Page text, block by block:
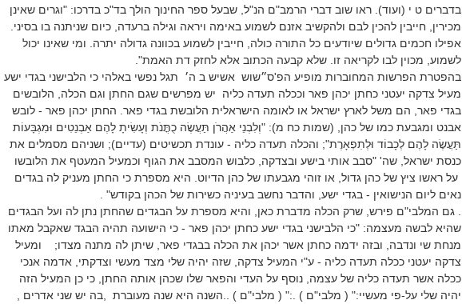
בדברים ט י (ועוד). ראו שוב דברי הרמב"ם הנ"ל, שבעל ספר החינוך הולך בד"כ בדרכו: "וגרים שאינן
מכירין, חייבין להכין לבם ולהקשיב אזנם לשמוע באימה ויראה וגילה ברעדה, כיום שניתנה בו בסיני.
אפילו חכמים גדולים שיודעים כל התורה כולה, חייבין לשמוע בכוונה גדולה יתרה. ומי שאינו יכול
לשמוע, מכוין לבו לקריאה זו. שלא קבעה הכתוב אלא לחזק דת האמת".
בהפטרת הפרשות המחוברות מופיע הפ'ס״שוש אשיש ב ה׳ תגל נפשי באלהי כי הלבישני בגדי ישע
מעיל צדקה יעטני כחתן יכהן פאר וככלה תעדה כליה יש מפרשים שגם החתן וגם הכלה, הלובשים
בגדי פאר, הם משל לארץ ישראל או לאומה הישראלית הלובשת בגדי פאר. החתן יכהן פאר - לובש
אבנט ומגבעת כמו של כהן, (שמות כח מ): "וְלִבְנֵי אַהֲרֹן תַּעֲשֶׂה כֻתֳּנֹת וְעָשִׂיתָ לָהֶם אַבְנֵטִים וּמִגְבָּעוֹת
תַּעֲשֶׂה לָהֶם לְכָבוֹד וּלְתִפְאָרֶת"; והכלה תעדה כליה - עונדת תכשיטים (עדיים); ושניהם מסמלים את
כנסת ישראל, שה' "סבב אותי בישע ובצדקה, כלבוש המסבב את הגוף וכמעיל המעטף את הלובשו
על ראשו ציץ של כהן גדול, או זוהי מגבעתו של כהן הדיוט. היא מספרת כי החתן מעניק לה בגדים
נאים ליום הנישואין - בגדי ישע, והדבר נחשב בעיניה כשירות של הכהן בקודש" .
‎. גם המלבי"ם פירש, שרק הכלה מדברת כאן, והיא מספרת על הבגדים שהחתן נתן לה ועל הבגדים
שהיא לבשה מעצמה: "כי הלבישני בגדי ישע כחתן יכהן פאר - כי הישועה תהיה הבגד שאקבל מאתו
מנחת שי ונדבה, ובזה ידמה כחתן אשר יכהן את הכלה בבגדי פאר, שיתן לה מתנה מצדו; ומעיל
צדקה יעטני ככלה תעדה כליה - ע"י המעיל צדקה, שזה יהיה שלי מצד מעשי וצדקתי, אדמה אנכי
ככלה אשר תעדה כליה של עצמה, נוסף על העדי והפאר שלו שכהן אותה החתן, כי כן המעיל הזה
יהיה שלי על-פי מעשיי:" ( מלבי"ם ) .:" ( מלבי"ם ) ..השנה היא שנה מעוברת ,בה יש שני אדרים ,